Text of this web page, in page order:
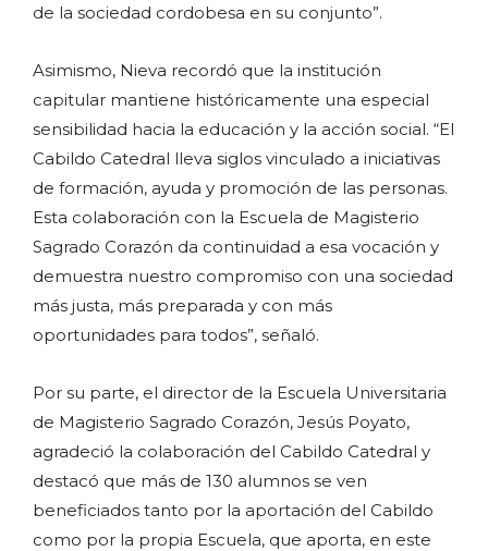
de la sociedad cordobesa en su conjunto”.
Asimismo, Nieva recordó que la institución
capitular mantiene históricamente una especial
sensibilidad hacia la educación y la acción social. “El
Cabildo Catedral lleva siglos vinculado a iniciativas
de formación, ayuda y promoción de las personas.
Esta colaboración con la Escuela de Magisterio
Sagrado Corazón da continuidad a esa vocación y
demuestra nuestro compromiso con una sociedad
más justa, más preparada y con más
oportunidades para todos”, señaló.
Por su parte, el director de la Escuela Universitaria
de Magisterio Sagrado Corazón, Jesús Poyato,
agradeció la colaboración del Cabildo Catedral y
destacó que más de 130 alumnos se ven
beneficiados tanto por la aportación del Cabildo
como por la propia Escuela, que aporta, en este